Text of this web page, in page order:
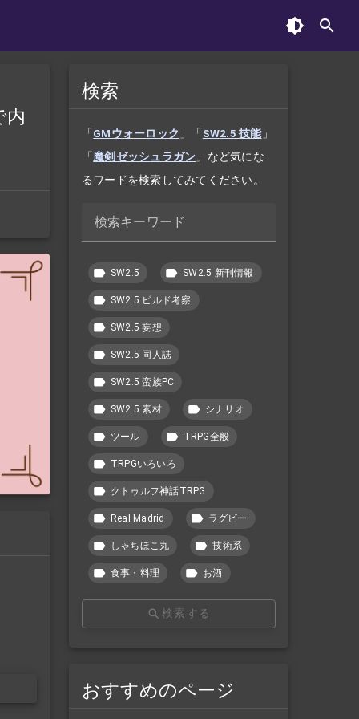
内
検索
「 GMウォーロック 」「 SW2.5 技能」
「 魔剣ゼッシュラガン 」など気にな
るワードを検索してみてください。
検索キーワード
SW2.5 SW2.5 新刊情報
SW2.5 ビルド考察
SW2.5 妄想
SW2.5 同人誌
SW2.5 蛮族PC
SW2.5 素材 シナリオ
ツール TRPG全般
TRPGいろいろ
クトゥルフ神話TRPG
Real Madrid ラグビー
しゃちほこ丸 技術系
食事・料理 お酒
検索する
おすすめのページ